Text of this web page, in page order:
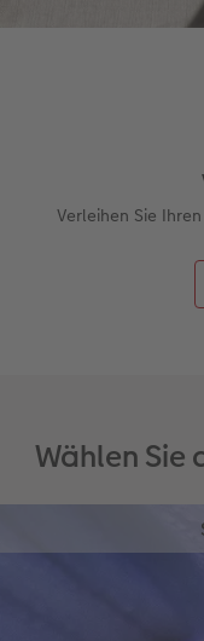
Verleihen Sie
Wählen Sie